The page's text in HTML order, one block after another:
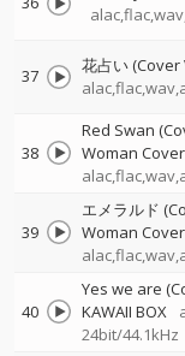
37 花占い
38
Red Swan
Woman
39
エメラルド
Woman
40
Yes we are
KAWAII BOX
24bit/44.1kHz